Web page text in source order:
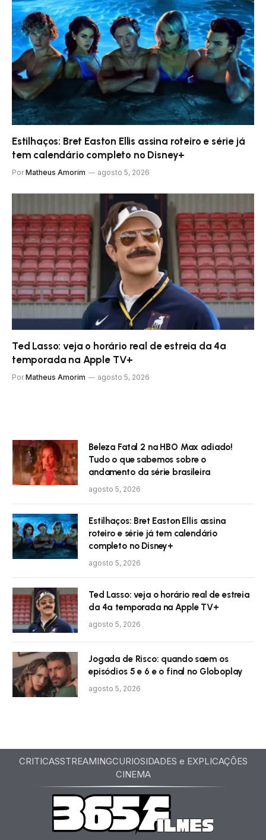
Estilhaços: Bret Easton Ellis assina roteiro e série já
tem calendário completo no Disney+
Por Matheus Amorim agosto 5, 2026
Ted Lasso: veja o horário real de estreia da 4ª
temporada na Apple TV+
Por Matheus Amorim agosto 5, 2026
Beleza Fatal 2 na HBO Max adiado!
Tudo o que sabemos sobre o
andamento da série brasileira
agosto 5, 2026
Estilhaços: Bret Easton Ellis assina
roteiro e série já tem calendário
completo no Disney+
agosto 5, 2026
Ted Lasso: veja o horário real de estreia
da 4ª temporada na Apple TV+
agosto 5, 2026
Jogada de Risco: quando saem os
episódios 5 e 6 e o final no Globoplay
agosto 5, 2026
CRITICASSTREAMINGCURIOSIDADES e EXPLICAÇÕES
CINEMA